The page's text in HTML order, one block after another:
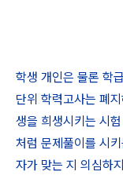
학생 개인은 물론 학
단위 학력고사는 폐
생을 희생시키는 시
처럼 문제풀이를 시
자가 맞는 지 의심하